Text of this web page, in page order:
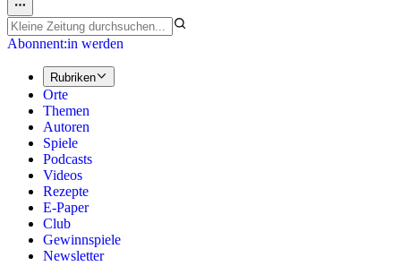
Abonnent:in werden
Rubriken
Orte
Themen
Autoren
Spiele
Podcasts
Videos
Rezepte
E-Paper
Club
Gewinnspiele
Newsletter